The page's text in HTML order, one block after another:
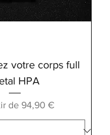
votre corps full
HPA
de 94,90 €